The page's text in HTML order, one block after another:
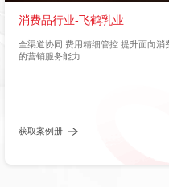
消费品行业-飞鹤乳业
全渠道协同 费用精细管控 提升面向消费者
的营销服务能力
获取案例册